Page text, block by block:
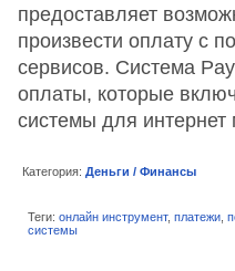
предоставляет
произвести оплату с
сервисов. Система
оплаты, которые
системы для
Категория: Деньги / Финансы
Теги: онлайн инструмент, платежи
системы